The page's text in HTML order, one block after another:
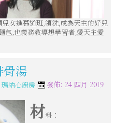
女進慕道班,領洗,成為天主的好兒
包,也義務教導想學習者,愛天主愛
骨湯
瑪納心廚房
發佈: 24 四月 2019
材料：